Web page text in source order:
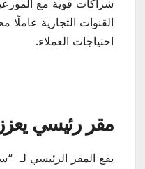
شراكات قوية مع
القنوات التجارية عاملًا
احتياجات العملاء.
مقر رئيسي يعزز
يقع المقر الرئيسي لـ